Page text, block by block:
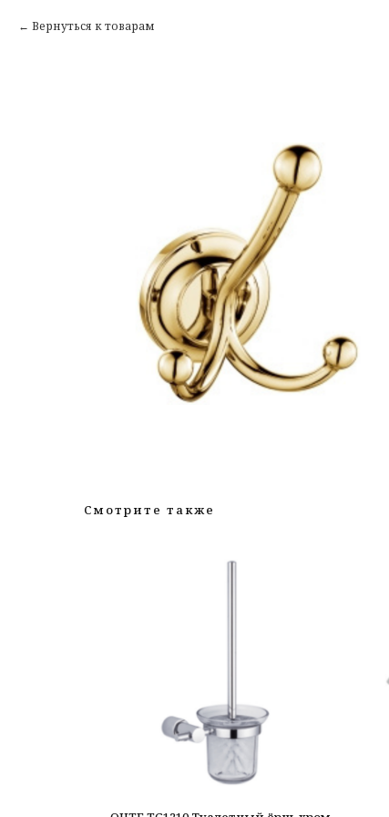
Вернуться к товарам
Смотрите также